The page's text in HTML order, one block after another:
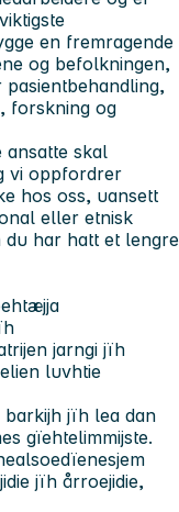
en fremragende
og befolkningen,
forskning og
ansatte skal
vi oppfordrer
hos oss, uansett
eller etnisk
du har hatt et lengre
jarngi jïh
luvhtie
barkijh jïh lea dan
gïehtelimmijste.
jïh årroejidie,